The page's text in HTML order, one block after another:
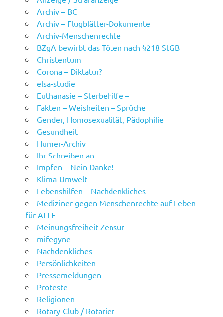
Archiv – BC
Archiv – Flugblätter-Dokumente
Archiv-Menschenrechte
BZgA bewirbt das Töten nach §218 StGB
Christentum
Corona – Diktatur?
elsa-studie
Euthanasie – Sterbehilfe –
Fakten – Weisheiten – Sprüche
Gender, Homosexualität, Pädophilie
Gesundheit
Humer-Archiv
Ihr Schreiben an …
Impfen – Nein Danke!
Klima-Umwelt
Lebenshilfen – Nachdenkliches
Mediziner gegen Menschenrechte auf Leben
für ALLE
Meinungsfreiheit-Zensur
mifegyne
Nachdenkliches
Persönlichkeiten
Pressemeldungen
Proteste
Religionen
Rotary-Club / Rotarier